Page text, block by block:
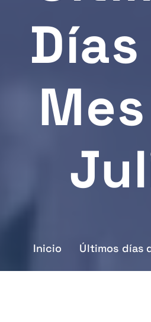
Inicio Últimos días